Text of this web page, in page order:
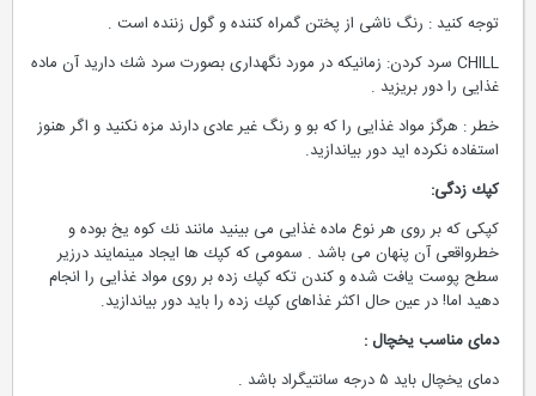
توجه كنید : رنگ ناشی از پختن گمراه كننده و گول زننده است .
CHILL سرد كردن: زمانیكه در مورد نگهداری بصورت سرد شك دارید آن ماده
غذایی را دور بریزید .
خطر : هرگز مواد غذایی را كه بو و رنگ غیر عادی دارند مزه نكنید و اگر هنوز
استفاده نكرده اید دور بیاندازید.
كپك زدگی:
كپكی كه بر روی هر نوع ماده غذایی می بینید مانند نك كوه یخ بوده و
خطرواقعی آن پنهان می باشد . سمومی كه كپك ها ایجاد مینمایند درزیر
سطح پوست یافت شده و كندن تكه كپك زده بر روی مواد غذایی را انجام
دهید اما! در عین حال اكثر غذاهای كپك زده را باید دور بیاندازید.
دمای مناسب یخچال :
دمای یخچال باید ۵ درجه سانتیگراد باشد .